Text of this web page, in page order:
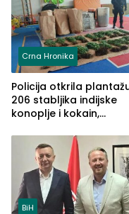
Crna Hronika
Policija otkrila
206 stabljika indijske
konoplje i kokain,
(FOTO)
BiH